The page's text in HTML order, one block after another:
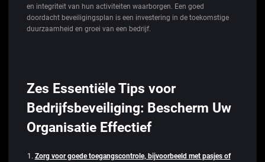
en integriteit van hun activiteiten waarborgen. Een goed
doordacht beveiligingsplan is een investering in de toekomstige
duurzaamheid en groei van een bedrijf.
Zes Essentiële Tips voor
Bedrijfsbeveiliging: Bescherm Uw
Organisatie Effectief
Zorg voor goede toegangscontrole, bijvoorbeeld met pasjes of